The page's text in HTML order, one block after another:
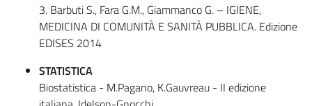
3. Barbuti S., Fara G.M., Giammanco G. – IGIENE,
MEDICINA DI COMUNITÀ E SANITÀ PUBBLICA. Edizione
EDISES 2014
STATISTICA
Biostatistica - M.Pagano, K.Gauvreau - II edizione